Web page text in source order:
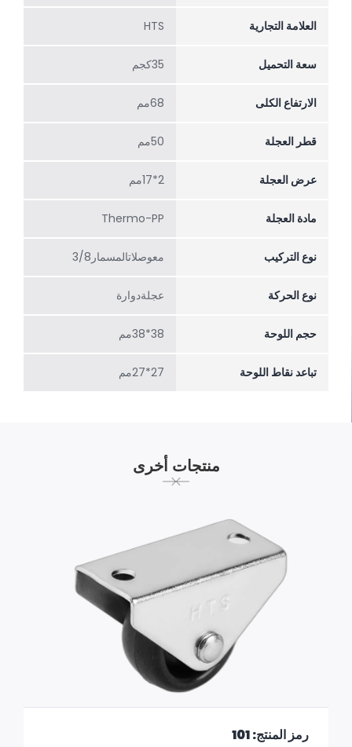
العلامة التجارية HTS
سعة التحميل 35كجم
الارتفاع الکلی 68مم
قطر العجلة 50مم
عرض العجلة 2*17مم
مادة العجلة Thermo-PP
نوع التركيب معوصلاتالمسمار3/8
نوع الحركة عجلةدوارة
حجم اللوحة 38*38مم
تباعد نقاط اللوحة 27*27مم
منتجات أخرى
رمز المنتج: 101